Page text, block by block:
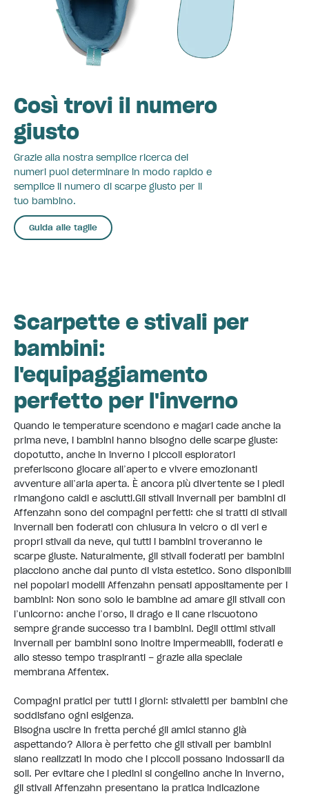
Così trovi il numero
giusto
Grazie alla nostra semplice ricerca dei
numeri puoi determinare in modo rapido e
semplice il numero di scarpe giusto per il
tuo bambino.
Guida alle taglie
Scarpette e stivali per
bambini:
l'equipaggiamento
perfetto per l'inverno
Quando le temperature scendono e magari cade anche la
prima neve, i bambini hanno bisogno delle scarpe giuste:
dopotutto, anche in inverno i piccoli esploratori
preferiscono giocare all’aperto e vivere emozionanti
avventure all’aria aperta. È ancora più divertente se i piedi
rimangono caldi e asciutti. ​ Gli stivali invernali per bambini di
Affenzahn sono dei compagni perfetti: che si tratti di stivali
invernali ben foderati con chiusura in velcro o di veri e
propri stivali da neve, qui tutti i bambini troveranno le
scarpe giuste. Naturalmente, gli stivali foderati per bambini
piacciono anche dal punto di vista estetico. Sono disponibili
nei popolari modelli Affenzahn pensati appositamente per i
bambini: Non sono solo le bambine ad amare gli stivali con
l’unicorno: anche l’orso, il drago e il cane riscuotono
sempre grande successo tra i bambini. Degli ottimi stivali
invernali per bambini sono inoltre impermeabili, foderati e
allo stesso tempo traspiranti – grazie alla speciale
membrana Affentex.
Compagni pratici per tutti i giorni: stivaletti per bambini che
soddisfano ogni esigenza.
​ Bisogna uscire in fretta perché gli amici stanno già
aspettando? Allora è perfetto che gli stivali per bambini
siano realizzati in modo che i piccoli possano indossarli da
soli. Per evitare che i piedini si congelino anche in inverno,
gli stivali Affenzahn presentano la pratica indicazione